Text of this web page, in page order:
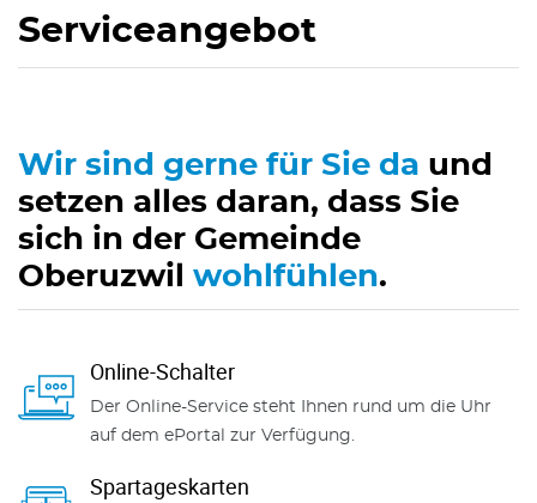
Serviceangebot
Wir sind gerne für Sie da und
setzen alles daran, dass Sie
sich in der Gemeinde
Oberuzwil wohlfühlen.
Online-Schalter
Der Online-Service steht Ihnen rund um die Uhr
auf dem ePortal zur Verfügung.
Spartageskarten